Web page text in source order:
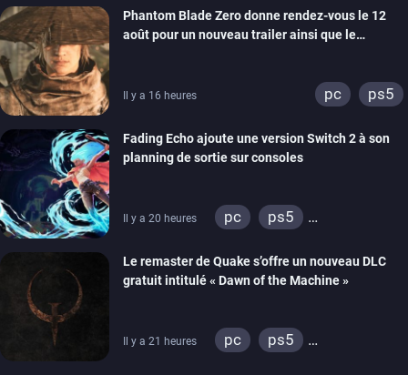
Phantom Blade Zero donne rendez-vous le 12
août pour un nouveau trailer ainsi que le
Il y a 16 heures pc ps5
Fading Echo ajoute une version Switch 2 à son
planning de sortie sur consoles
Il y a 20 heures pc
ps5
Le remaster de Quake s’offre un nouveau DLC
gratuit intitulé « Dawn of the Machine »
Il y a 21 heures pc
ps5